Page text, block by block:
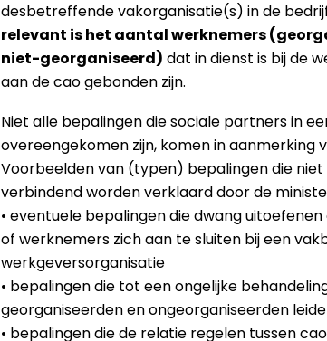
desbetreffende vakorganisatie(s) in de
relevant is het aantal werknemers
niet-georganiseerd) dat in dienst is bij de
aan de cao gebonden zijn.
Niet alle bepalingen die sociale partners in
overeengekomen zijn, komen in aanmerking
Voorbeelden van (typen) bepalingen die
verbindend worden verklaard door de
• eventuele bepalingen die dwang
of werknemers zich aan te sluiten bij een
werkgeversorganisatie
• bepalingen die tot een ongelijke
georganiseerden en ongeorganiseerden
• bepalingen die de relatie regelen tussen